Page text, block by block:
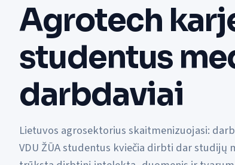
Agrotech
studentus
darbdaviai
Lietuvos agrosektorius skaitmenizuojasi:
VDU ŽŪA studentus kviečia dirbti dar studijų